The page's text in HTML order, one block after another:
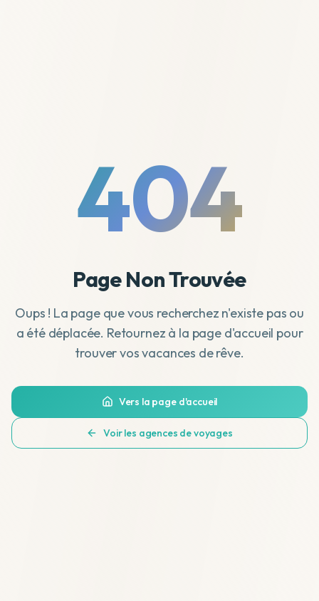
404
Page Non Trouvée
Oups ! La page que vous recherchez n'existe pas ou
a été déplacée. Retournez à la page d'accueil pour
trouver vos vacances de rêve.
Vers la page d'accueil
Voir les agences de voyages